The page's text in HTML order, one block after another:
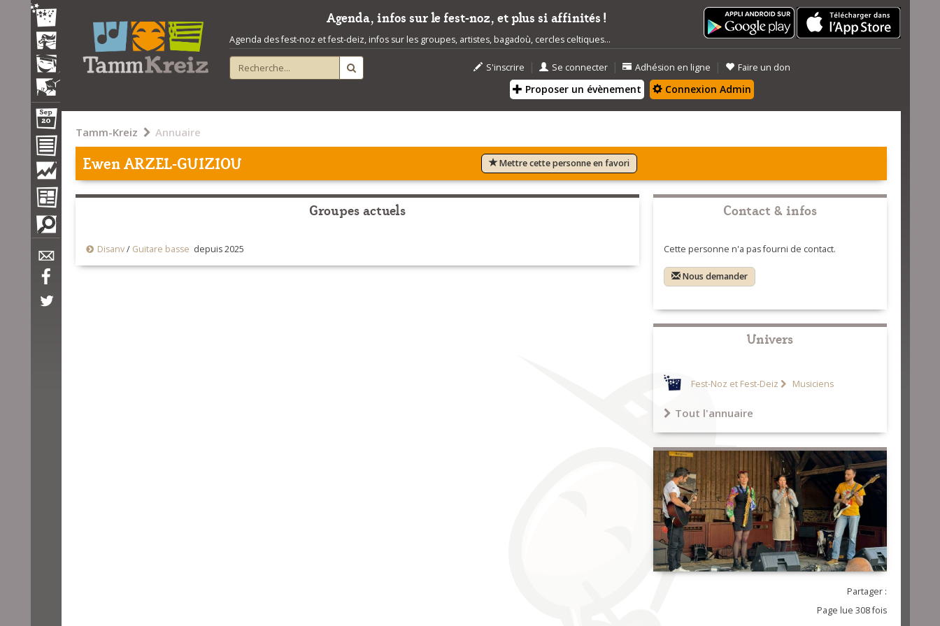
Agenda, infos sur le fest-noz, et plus si affinités !
Agenda des fest-noz et fest-deiz, infos sur les groupes, artistes, bagadoù, cercles celtiques...
S'inscrire | Se connecter | Adhésion en ligne | Faire un don
Proposer un évènement Connexion Admin
Tamm-Kreiz Annuaire
Ewen ARZEL-GUIZIOU Mettre cette personne en favori
Groupes actuels
Disanv/ Guitare basse depuis 2025
Contact & infos
Cette personne n'a pas fourni de contact.
Nous demander
Univers
Fest-Noz et Fest-Deiz Musiciens
Tout l'annuaire
Partager :
Page lue 308 fois